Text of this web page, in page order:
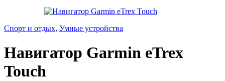
Спорт и отдых, Умные устройства
Навигатор Garmin eTrex
Touch